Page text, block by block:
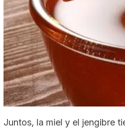
Juntos, la miel y el jengibre